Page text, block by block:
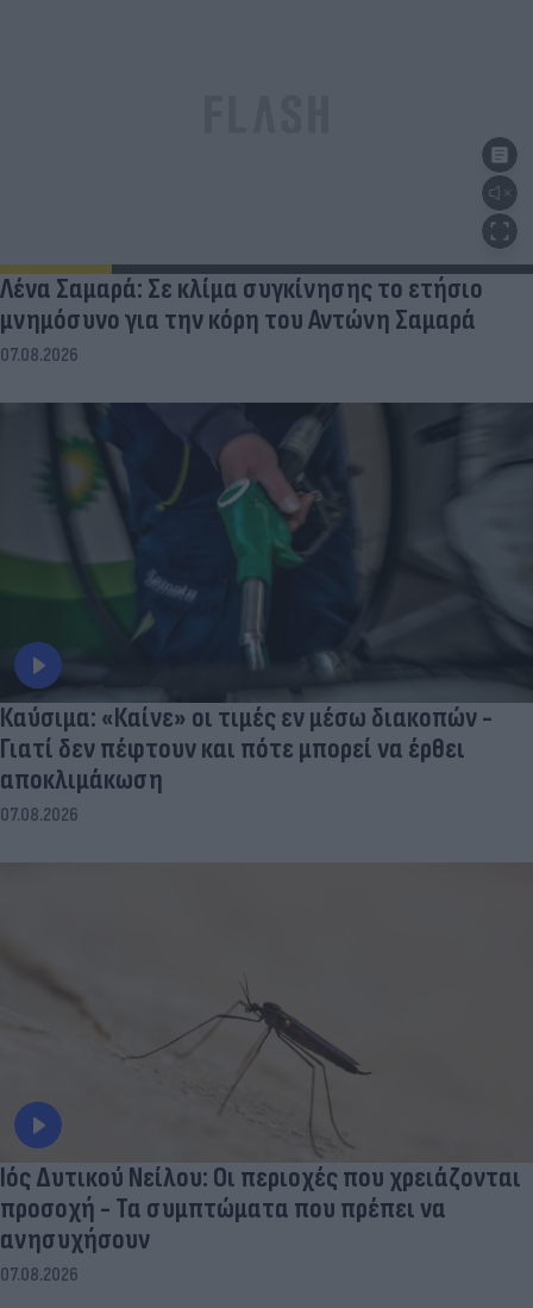
Λένα Σαμαρά: Σε κλίμα συγκίνησης το ετήσιο
μνημόσυνο για την κόρη του Αντώνη Σαμαρά
07.08.2026
Καύσιμα: «Καίνε» οι τιμές εν μέσω διακοπών -
Γιατί δεν πέφτουν και πότε μπορεί να έρθει
αποκλιμάκωση
07.08.2026
Ιός Δυτικού Νείλου: Οι περιοχές που χρειάζονται
προσοχή - Τα συμπτώματα που πρέπει να
ανησυχήσουν
07.08.2026